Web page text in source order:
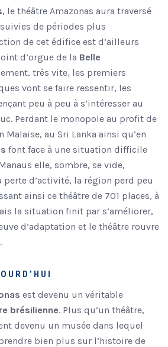
, le théâtre Amazonas aura traversé
de périodes plus
de cet édifice est d’ailleurs
d’orgue de la Belle
très vite, les premiers
vont se faire ressentir, les
peu à peu à s’intéresser au
Perdant le monopole au profit de
au Sri Lanka ainsi qu’en
font face à une situation difficile
elle, sombre, se vide,
perte d’activité, la région perd peu
ainsi ce théâtre de 701 places, à
la situation finit par s’améliorer,
d’adaptation et le théâtre rouvre
est devenu un véritable
brésilienne. Plus qu’un théâtre,
devenu un musée dans lequel
bien plus sur l’histoire de